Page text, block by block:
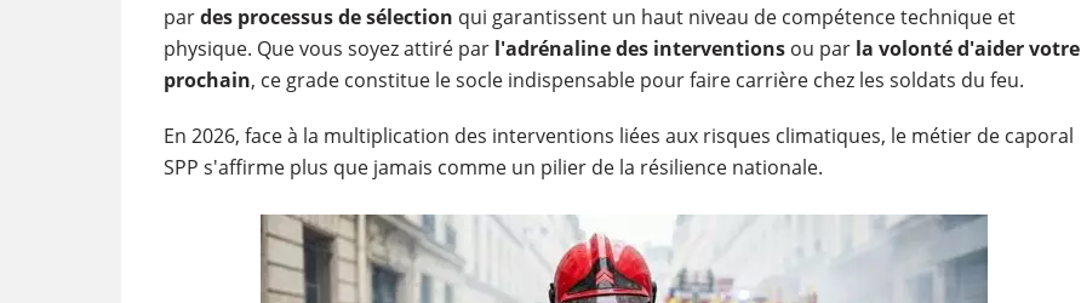
pardes processus de sélection qui garantissent un haut niveau de compétence technique et
physique. Que vous soyez attiré par l'adrénaline des interventionsou par la volonté d'aider votre
prochain, ce grade constitue le socle indispensable pour faire carrière chez les soldats du feu.
En 2026, face à la multiplication des interventions liées aux risques climatiques, le métier de caporal
SPP s'affirme plus que jamais comme un pilier de la résilience nationale.